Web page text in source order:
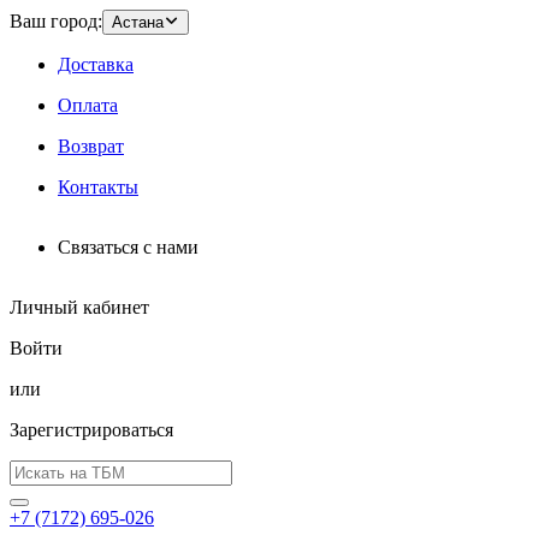
Ваш город: Астана
Доставка
Оплата
Возврат
Контакты
Связаться с нами
Личный кабинет
Войти
или
Зарегистрироваться
+7 (7172) 695-026